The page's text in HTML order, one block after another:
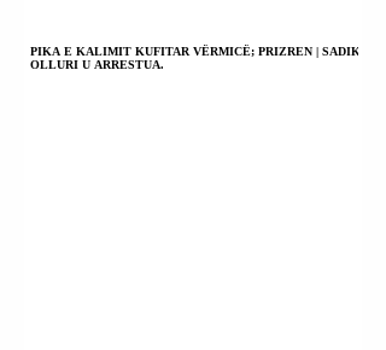
PIKA E KALIMIT KUFITAR VËRMICË; PRIZREN | SADIK
OLLURI U ARRESTUA.